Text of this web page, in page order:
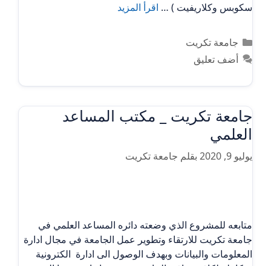
سكوبس وكلاريفيت ) … اقرأ المزيد
التصنيفات
جامعة تكريت
أضف تعليق
جامعة تكريت _ مكتب المساعد
العلمي
يوليو 9, 2020 بقلم جامعة تكريت
متابعه للمشروع الذي وضعته دائره المساعد العلمي في
جامعة تكريت للارتقاء وتطوير عمل الجامعة في مجال ادارة
المعلومات والبيانات وبهدف الوصول الى ادارة الكترونية